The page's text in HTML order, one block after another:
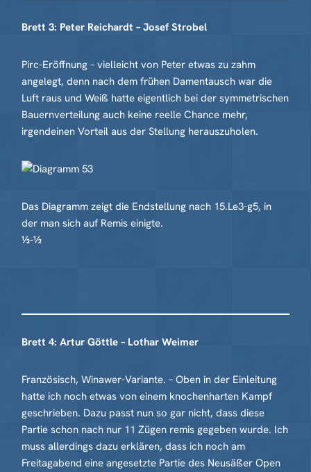
Brett 3: Peter Reichardt – Josef Strobel
Pirc-Eröffnung – vielleicht von Peter etwas zu zahm
angelegt, denn nach dem frühen Damentausch war die
Luft raus und Weiß hatte eigentlich bei der symmetrischen
Bauernverteilung auch keine reelle Chance mehr,
irgendeinen Vorteil aus der Stellung herauszuholen.
Das Diagramm zeigt die Endstellung nach 15.Le3-g5, in
der man sich auf Remis einigte.
½-½
Brett 4: Artur Göttle – Lothar Weimer
Französisch, Winawer-Variante. – Oben in der Einleitung
hatte ich noch etwas von einem knochenharten Kampf
geschrieben. Dazu passt nun so gar nicht, dass diese
Partie schon nach nur 11 Zügen remis gegeben wurde. Ich
muss allerdings dazu erklären, dass ich noch am
Freitagabend eine angesetzte Partie des Neusäßer Open